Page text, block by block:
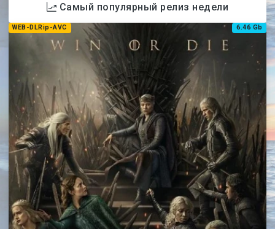
Самый популярный релиз недели
WEB-DLRip-AVC 6.46 Gb